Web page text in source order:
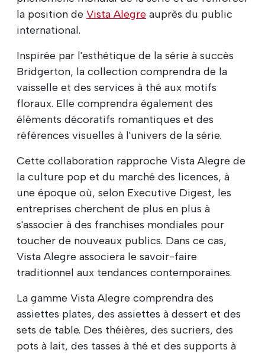
la position de Vista Alegre auprès du public
international.
Inspirée par l'esthétique de la série à succès
Bridgerton, la collection comprendra de la
vaisselle et des services à thé aux motifs
floraux. Elle comprendra également des
éléments décoratifs romantiques et des
références visuelles à l'univers de la série.
Cette collaboration rapproche Vista Alegre de
la culture pop et du marché des licences, à
une époque où, selon Executive Digest, les
entreprises cherchent de plus en plus à
s'associer à des franchises mondiales pour
toucher de nouveaux publics. Dans ce cas,
Vista Alegre associera le savoir-faire
traditionnel aux tendances contemporaines.
La gamme Vista Alegre comprendra des
assiettes plates, des assiettes à dessert et des
sets de table. Des théières, des sucriers, des
pots à lait, des tasses à thé et des supports à